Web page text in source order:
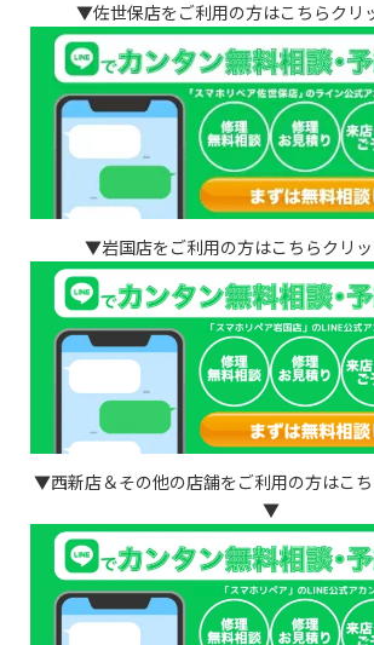
▼佐世保店をご利用の方はこちらクリ
▼岩国店をご利用の方はこちらクリ
▼西新店＆その他の店舗をご利用の方はこ
▼